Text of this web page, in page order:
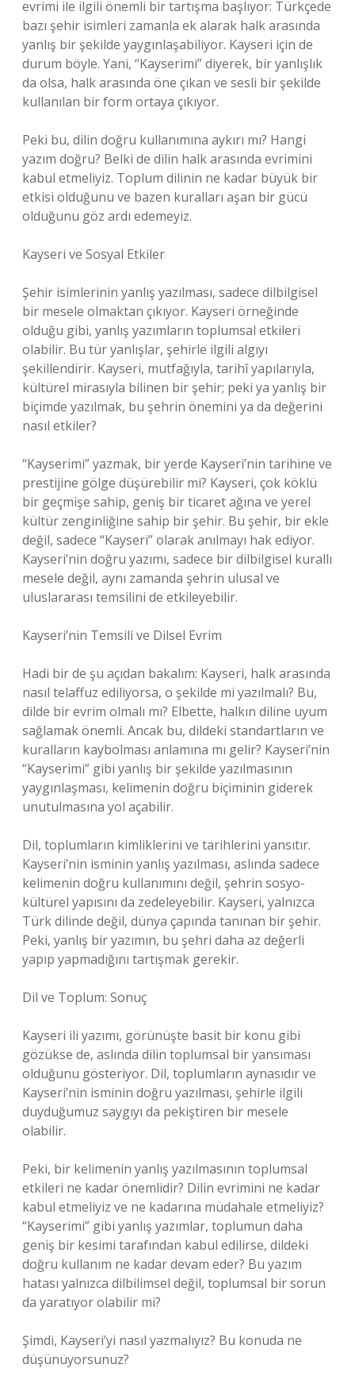
evrimi ile ilgili önemli bir tartışma başlıyor: Türkçede
bazı şehir isimleri zamanla ek alarak halk arasında
yanlış bir şekilde yaygınlaşabiliyor. Kayseri için de
durum böyle. Yani, “Kayserimi” diyerek, bir yanlışlık
da olsa, halk arasında öne çıkan ve sesli bir şekilde
kullanılan bir form ortaya çıkıyor.
Peki bu, dilin doğru kullanımına aykırı mı? Hangi
yazım doğru? Belki de dilin halk arasında evrimini
kabul etmeliyiz. Toplum dilinin ne kadar büyük bir
etkisi olduğunu ve bazen kuralları aşan bir gücü
olduğunu göz ardı edemeyiz.
Kayseri ve Sosyal Etkiler
Şehir isimlerinin yanlış yazılması, sadece dilbilgisel
bir mesele olmaktan çıkıyor. Kayseri örneğinde
olduğu gibi, yanlış yazımların toplumsal etkileri
olabilir. Bu tür yanlışlar, şehirle ilgili algıyı
şekillendirir. Kayseri, mutfağıyla, tarihî yapılarıyla,
kültürel mirasıyla bilinen bir şehir; peki ya yanlış bir
biçimde yazılmak, bu şehrin önemini ya da değerini
nasıl etkiler?
“Kayserimi” yazmak, bir yerde Kayseri’nin tarihine ve
prestijine gölge düşürebilir mi? Kayseri, çok köklü
bir geçmişe sahip, geniş bir ticaret ağına ve yerel
kültür zenginliğine sahip bir şehir. Bu şehir, bir ekle
değil, sadece “Kayseri” olarak anılmayı hak ediyor.
Kayseri’nin doğru yazımı, sadece bir dilbilgisel kurallı
mesele değil, aynı zamanda şehrin ulusal ve
uluslararası temsilini de etkileyebilir.
Kayseri’nin Temsili ve Dilsel Evrim
Hadi bir de şu açıdan bakalım: Kayseri, halk arasında
nasıl telaffuz ediliyorsa, o şekilde mi yazılmalı? Bu,
dilde bir evrim olmalı mı? Elbette, halkın diline uyum
sağlamak önemli. Ancak bu, dildeki standartların ve
kuralların kaybolması anlamına mı gelir? Kayseri’nin
“Kayserimi” gibi yanlış bir şekilde yazılmasının
yaygınlaşması, kelimenin doğru biçiminin giderek
unutulmasına yol açabilir.
Dil, toplumların kimliklerini ve tarihlerini yansıtır.
Kayseri’nin isminin yanlış yazılması, aslında sadece
kelimenin doğru kullanımını değil, şehrin sosyo-
kültürel yapısını da zedeleyebilir. Kayseri, yalnızca
Türk dilinde değil, dünya çapında tanınan bir şehir.
Peki, yanlış bir yazımın, bu şehri daha az değerli
yapıp yapmadığını tartışmak gerekir.
Dil ve Toplum: Sonuç
Kayseri ili yazımı, görünüşte basit bir konu gibi
gözükse de, aslında dilin toplumsal bir yansıması
olduğunu gösteriyor. Dil, toplumların aynasıdır ve
Kayseri’nin isminin doğru yazılması, şehirle ilgili
duyduğumuz saygıyı da pekiştiren bir mesele
olabilir.
Peki, bir kelimenin yanlış yazılmasının toplumsal
etkileri ne kadar önemlidir? Dilin evrimini ne kadar
kabul etmeliyiz ve ne kadarına müdahale etmeliyiz?
“Kayserimi” gibi yanlış yazımlar, toplumun daha
geniş bir kesimi tarafından kabul edilirse, dildeki
doğru kullanım ne kadar devam eder? Bu yazım
hatası yalnızca dilbilimsel değil, toplumsal bir sorun
da yaratıyor olabilir mi?
Şimdi, Kayseri’yi nasıl yazmalıyız? Bu konuda ne
düşünüyorsunuz?